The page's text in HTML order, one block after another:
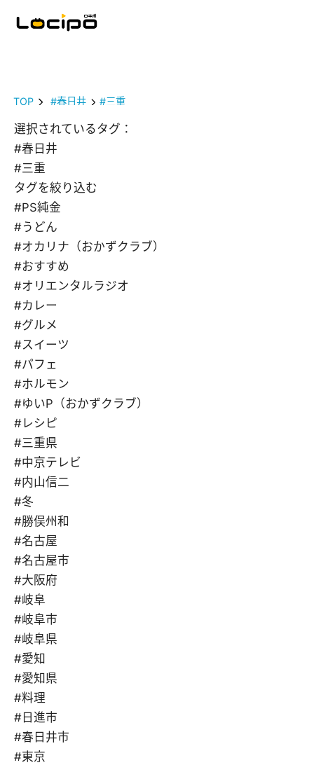
TOP #春日井 #三重
選択されているタグ：
#春日井
#三重
タグを絞り込む
#PS純金
#うどん
#オカリナ（おかずクラブ）
#おすすめ
#オリエンタルラジオ
#カレー
#グルメ
#スイーツ
#パフェ
#ホルモン
#ゆいP（おかずクラブ）
#レシピ
#三重県
#中京テレビ
#内山信二
#冬
#勝俣州和
#名古屋
#名古屋市
#大阪府
#岐阜
#岐阜市
#岐阜県
#愛知
#愛知県
#料理
#日進市
#春日井市
#東京